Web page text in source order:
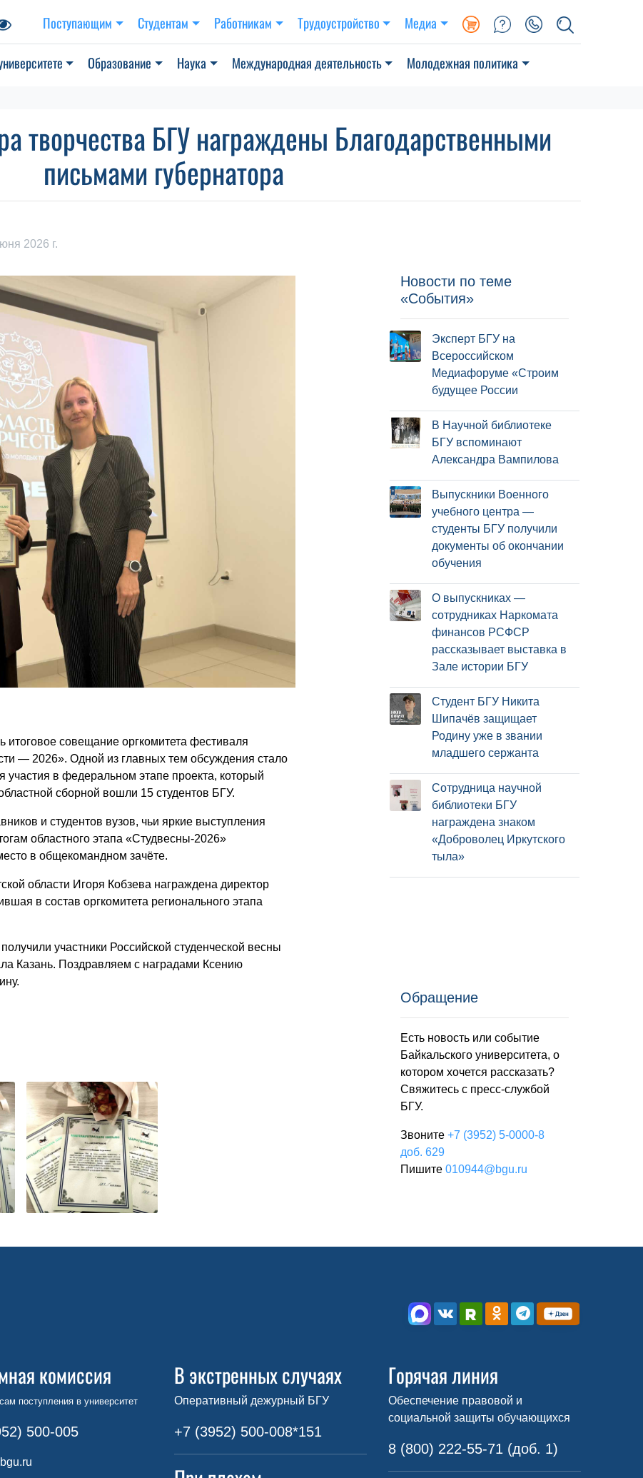
Поступающим Студентам Работникам Трудоустройство Медиа
Образование Наука Международная деятельность Молодежная политика
творчества БГУ награждены Благодарственными
письмами губернатора
2026 г.
совещание оргкомитета фестиваля
— 2026». Одной из главных тем обсуждения стало
в федеральном этапе проекта, который
сборной вошли 15 студентов БГУ.
и студентов вузов, чьи яркие выступления
областного этапа «Студвесны-2026»
в общекомандном зачёте.
области Игоря Кобзева награждена директор
в состав оргкомитета регионального этапа
участники Российской студенческой весны
Казань. Поздравляем с наградами Ксению
Новости по теме
«События»
Эксперт БГУ на
Всероссийском
Медиафоруме «Строим
будущее России
В Научной библиотеке
БГУ вспоминают
Александра Вампилова
Выпускники Военного
учебного центра —
студенты БГУ получили
документы об окончании
обучения
О выпускниках —
сотрудниках Наркомата
финансов РСФСР
рассказывает выставка в
Зале истории БГУ
Студент БГУ Никита
Шипачёв защищает
Родину уже в звании
младшего сержанта
Сотрудница научной
библиотеки БГУ
награждена знаком
«Доброволец Иркутского
тыла»
Обращение
Есть новость или событие
Байкальского университета, о
котором хочется рассказать?
Свяжитесь с пресс-службой
БГУ.
Звоните +7 (3952) 5-0000-8
доб. 629
Пишите 010944@bgu.ru
комиссия
поступления в университет
500-005
В экстренных случаях
Оперативный дежурный БГУ
+7 (3952) 500-008*151
Горячая линия
Обеспечение правовой и
социальной защиты обучающихся
8 (800) 222-55-71 (доб. 1)